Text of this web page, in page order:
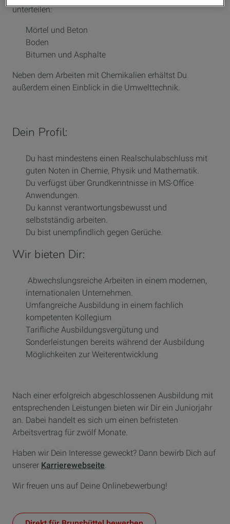
unterteilen:
Mörtel und Beton
Boden
Bitumen und Asphalte
Neben dem Arbeiten mit Chemikalien erhältst Du
außerdem einen Einblick in die Umwelttechnik.
Dein Profil:
Du hast mindestens einen Realschulabschluss mit
guten Noten in Chemie, Physik und Mathematik.
Du verfügst über Grundkenntnisse in MS-Office
Anwendungen.
Du kannst verantwortungsbewusst und
selbstständig arbeiten.
Du bist unempfindlich gegen Gerüche.
Wir bieten Dir:
Abwechslungsreiche Arbeiten in einem modernen,
internationalen Unternehmen.
Umfangreiche Ausbildung in einem fachlich
kompetenten Kollegium
Tarifliche Ausbildungsvergütung und
Sonderleistungen bereits während der Ausbildung
Möglichkeiten zur Weiterentwicklung
Nach einer erfolgreich abgeschlossenen Ausbildung mit
entsprechenden Leistungen bieten wir Dir ein Juniorjahr
an. Dabei handelt es sich um einen befristeten
Arbeitsvertrag für zwölf Monate.
Haben wir Dein Interesse geweckt? Dann bewirb Dich auf
unserer Karrierewebseite.
Wir freuen uns auf Deine Onlinebewerbung!